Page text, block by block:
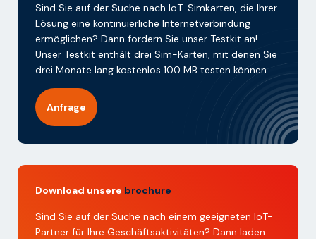
Sind Sie auf der Suche nach IoT-Simkarten, die Ihrer
Lösung eine kontinuierliche Internetverbindung
ermöglichen? Dann fordern Sie unser Testkit an!
Unser Testkit enthält drei Sim-Karten, mit denen Sie
drei Monate lang kostenlos 100 MB testen können.
Anfrage
Download unsere brochure
Sind Sie auf der Suche nach einem geeigneten IoT-
Partner für Ihre Geschäftsaktivitäten? Dann laden